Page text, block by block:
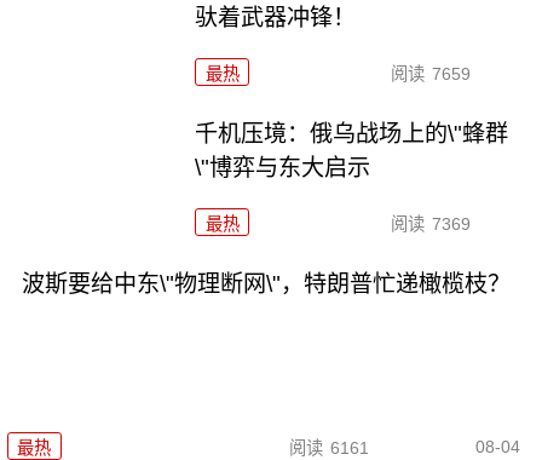
驮着武器冲锋！
最热 阅读 7659
千机压境：俄乌战场上的\"蜂群
\"博弈与东大启示
最热 阅读 7369
波斯要给中东\"物理断网\"，特朗普忙递橄榄枝？
最热 阅读 6161 08-04